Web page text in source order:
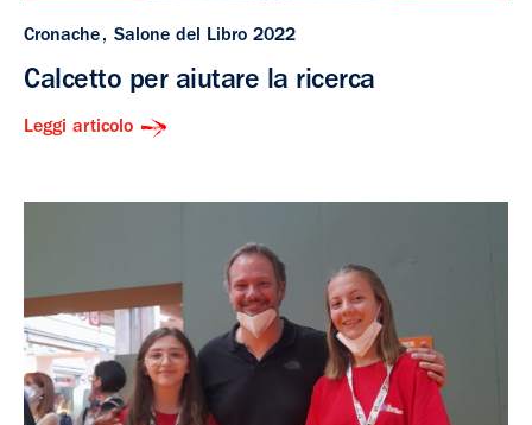
Cronache Salone del Libro 2022
Calcetto per aiutare la ricerca
Leggi articolo